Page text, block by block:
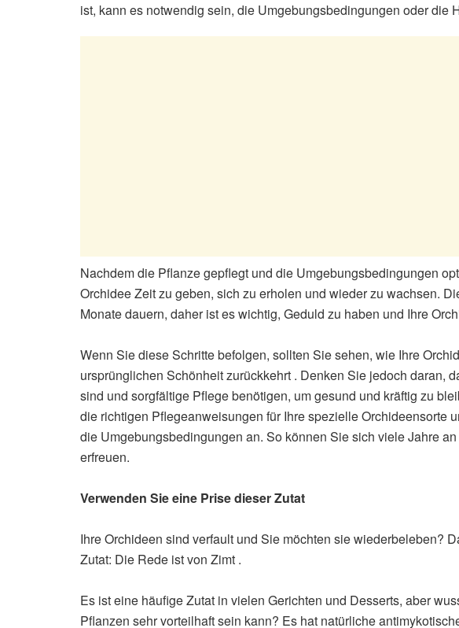
ist, kann es notwendig sein, die Umgebungsbedingungen oder die
Nachdem die Pflanze gepflegt und die Umgebungsbedingungen
Orchidee Zeit zu geben, sich zu erholen und wieder zu wachsen.
Monate dauern, daher ist es wichtig, Geduld zu haben und Ihre
Wenn Sie diese Schritte befolgen, sollten Sie sehen, wie Ihre
ursprünglichen Schönheit zurückkehrt . Denken Sie jedoch daran,
sind und sorgfältige Pflege benötigen, um gesund und kräftig zu
die richtigen Pflegeanweisungen für Ihre spezielle Orchideensorte
die Umgebungsbedingungen an. So können Sie sich viele Jahre
erfreuen.
Verwenden Sie eine Prise dieser Zutat
Ihre Orchideen sind verfault und Sie möchten sie wiederbeleben?
Zutat: Die Rede ist von Zimt .
Es ist eine häufige Zutat in vielen Gerichten und Desserts, aber
Pflanzen sehr vorteilhaft sein kann? Es hat natürliche